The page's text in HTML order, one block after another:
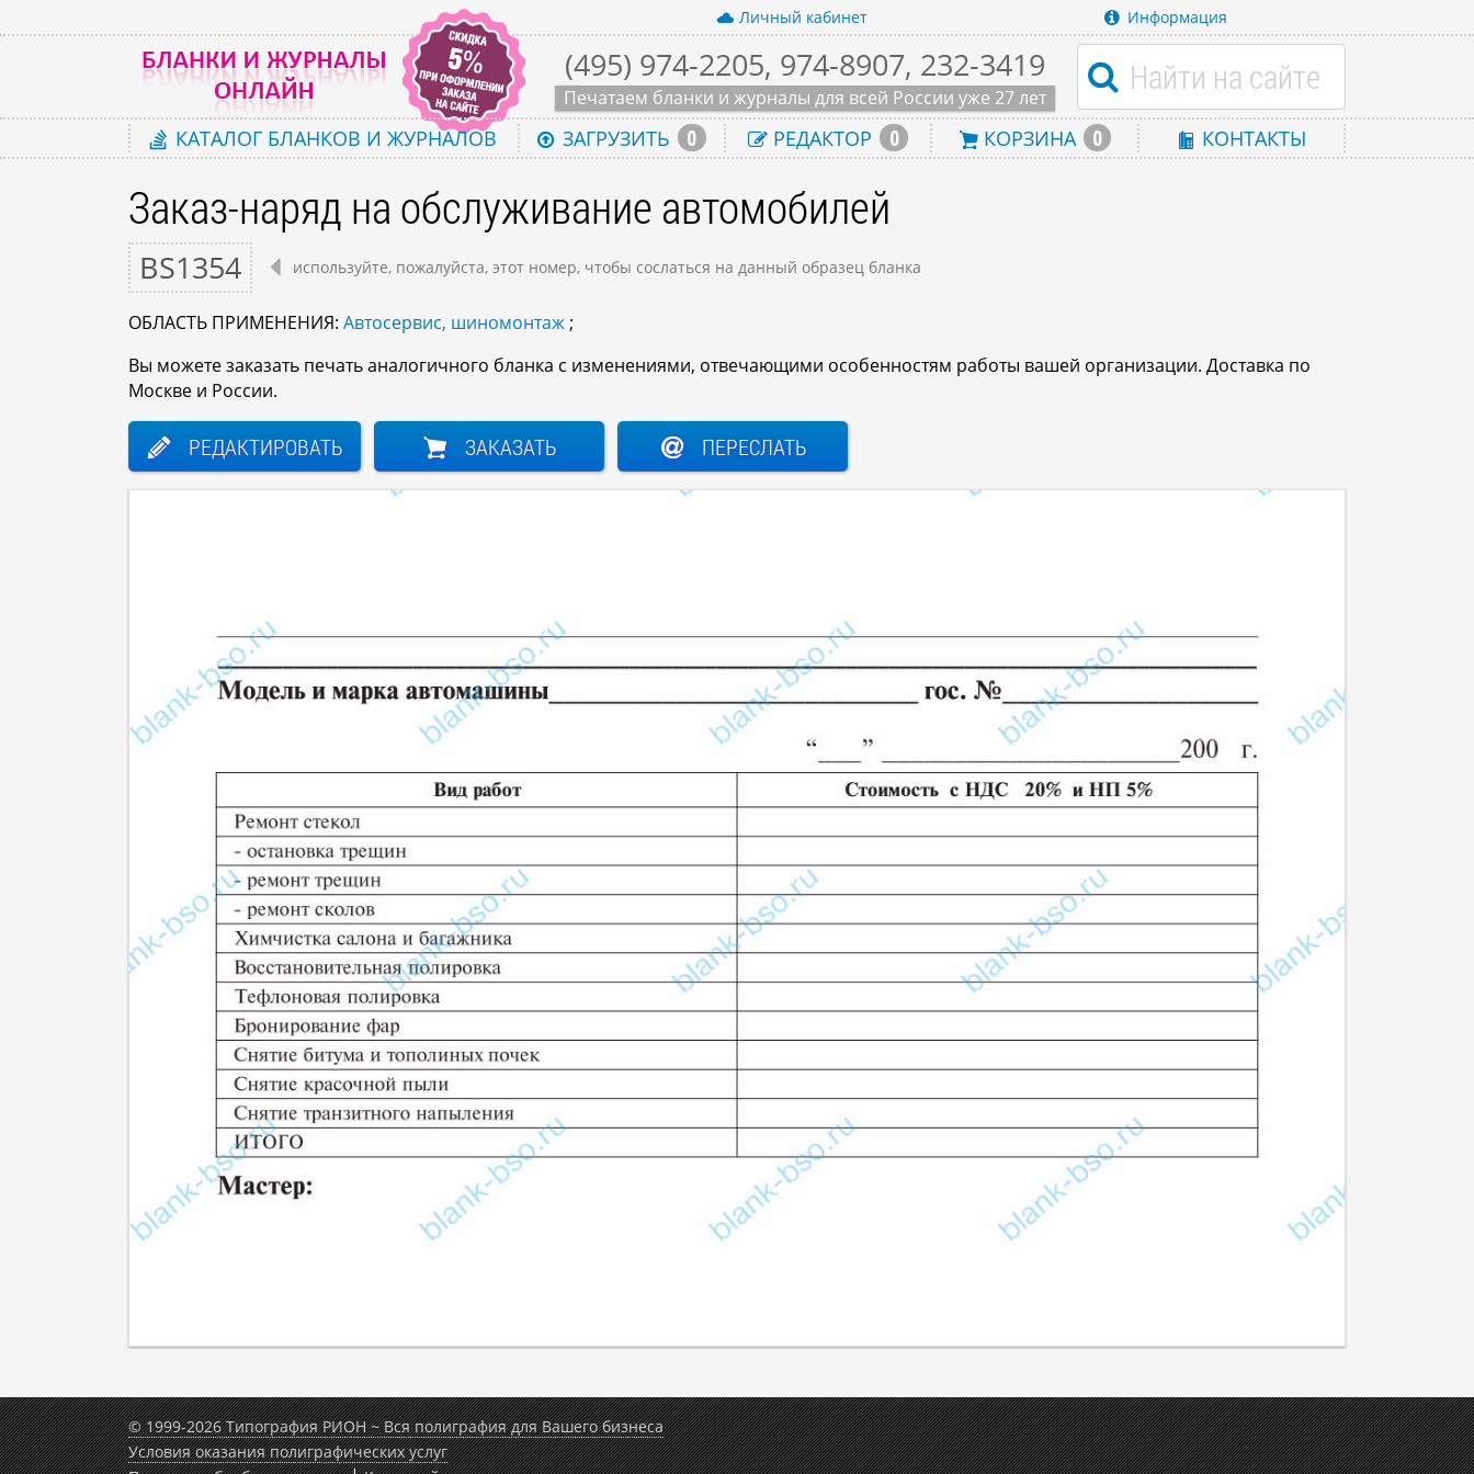
Личный кабинет Информация
(495) 974-2205, 974-8907, 232-3419
Печатаем бланки и журналы для всей России уже 27 лет
КАТАЛОГ БЛАНКОВ И ЖУРНАЛОВ ЗАГРУЗИТЬ 0 РЕДАКТОР 0 КОРЗИНА 0 КОНТАКТЫ
Заказ-наряд на обслуживание автомобилей
BS1354 используйте, пожалуйста, этот номер, чтобы сослаться на данный образец бланка
ОБЛАСТЬ ПРИМЕНЕНИЯ: Автосервис, шиномонтаж ;
Вы можете заказать печать аналогичного бланка с изменениями, отвечающими особенностям работы вашей организации. Доставка по
Москве и России.
РЕДАКТИРОВАТЬ ЗАКАЗАТЬ ПЕРЕСЛАТЬ
© 1999-2026 Типография РИОН ~ Вся полиграфия для Вашего бизнеса
Условия оказания полиграфических услуг